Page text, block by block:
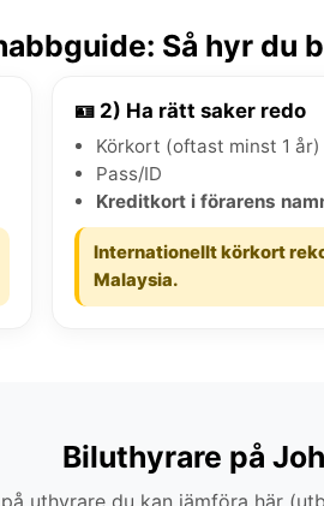
Så hyr du
🪪 2) Ha rätt saker redo
Körkort (oftast minst 1 år)
Pass/ID
Kreditkort i förarens
Internationellt körkort
Malaysia.
Biluthyrare på
uthyrare du kan jämföra här